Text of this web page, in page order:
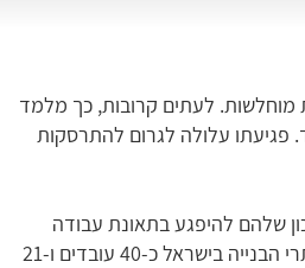
מוחלשות. לעתים קרובות, כך מלמד
פגיעתו עלולה לגרום להתרסקות
שלהם להיפגע בתאונת עבודה
קטלנית גבוה באופן יחסי לייצוגם במצבת העובדים. בשנת 2019 נהרגו באתרי הבנייה בישראל כ-40 עובדים ו-21